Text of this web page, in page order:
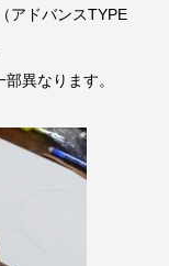
アドバンスTYPE
異なります。